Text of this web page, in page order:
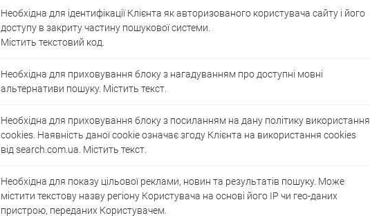
Необхідна для ідентифікації Клієнта як авторизованого користувача сайту і його
доступу в закриту частину пошукової системи.
Містить текстовий код.
Необхідна для приховування блоку з нагадуванням про доступні мовні
альтернативи пошуку. Містить текст.
Необхідна для приховування блоку з посиланням на дану політику використання
cookies. Наявність даної cookie означає згоду Клієнта на використання cookies
від search.com.ua. Містить текст.
Необхідна для показу цільової реклами, новин та результатів пошуку. Може
містити текстову назву регіону Користувача на основі його IP чи гео-даних
пристрою, переданих Користувачем.